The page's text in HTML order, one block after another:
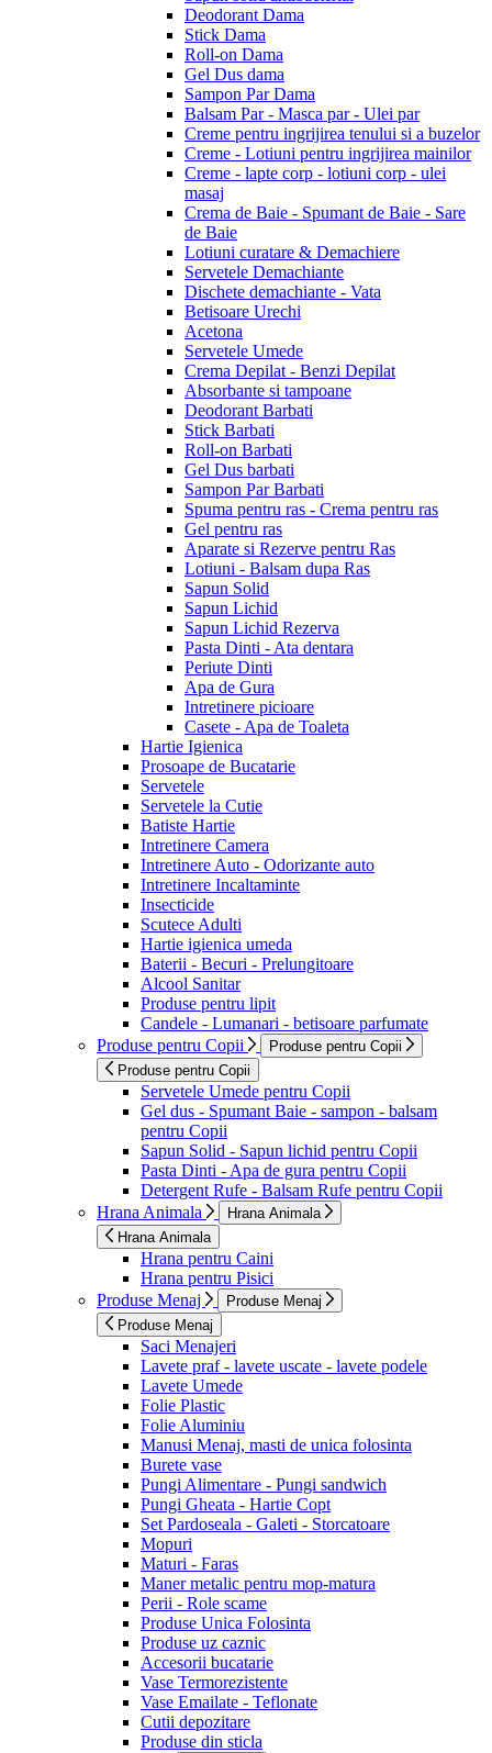
Deodorant Dama
Stick Dama
Roll-on Dama
Gel Dus dama
Sampon Par Dama
Balsam Par - Masca par - Ulei par
Creme pentru ingrijirea tenului si a buzelor
Creme - Lotiuni pentru ingrijirea mainilor
Creme - lapte corp - lotiuni corp - ulei
masaj
Crema de Baie - Spumant de Baie - Sare
de Baie
Lotiuni curatare & Demachiere
Servetele Demachiante
Dischete demachiante - Vata
Betisoare Urechi
Acetona
Servetele Umede
Crema Depilat - Benzi Depilat
Absorbante si tampoane
Deodorant Barbati
Stick Barbati
Roll-on Barbati
Gel Dus barbati
Sampon Par Barbati
Spuma pentru ras - Crema pentru ras
Gel pentru ras
Aparate si Rezerve pentru Ras
Lotiuni - Balsam dupa Ras
Sapun Solid
Sapun Lichid
Sapun Lichid Rezerva
Pasta Dinti - Ata dentara
Periute Dinti
Apa de Gura
Intretinere picioare
Casete - Apa de Toaleta
Hartie Igienica
Prosoape de Bucatarie
Servetele
Servetele la Cutie
Batiste Hartie
Intretinere Camera
Intretinere Auto - Odorizante auto
Intretinere Incaltaminte
Insecticide
Scutece Adulti
Hartie igienica umeda
Baterii - Becuri - Prelungitoare
Alcool Sanitar
Produse pentru lipit
Candele - Lumanari - betisoare parfumate
Produse pentru Copii
Produse pentru Copii
Produse pentru Copii
Servetele Umede pentru Copii
Gel dus - Spumant Baie - sampon - balsam
pentru Copii
Sapun Solid - Sapun lichid pentru Copii
Pasta Dinti - Apa de gura pentru Copii
Detergent Rufe - Balsam Rufe pentru Copii
Hrana Animala
Hrana Animala
Hrana Animala
Hrana pentru Caini
Hrana pentru Pisici
Produse Menaj
Produse Menaj
Produse Menaj
Saci Menajeri
Lavete praf - lavete uscate - lavete podele
Lavete Umede
Folie Plastic
Folie Aluminiu
Manusi Menaj, masti de unica folosinta
Burete vase
Pungi Alimentare - Pungi sandwich
Pungi Gheata - Hartie Copt
Set Pardoseala - Galeti - Storcatoare
Mopuri
Maturi - Faras
Maner metalic pentru mop-matura
Perii - Role scame
Produse Unica Folosinta
Produse uz caznic
Accesorii bucatarie
Vase Termorezistente
Vase Emailate - Teflonate
Cutii depozitare
Produse din sticla